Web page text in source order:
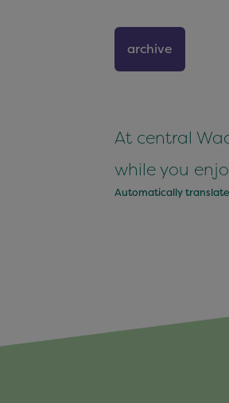
archive
At central
while you
Automatically